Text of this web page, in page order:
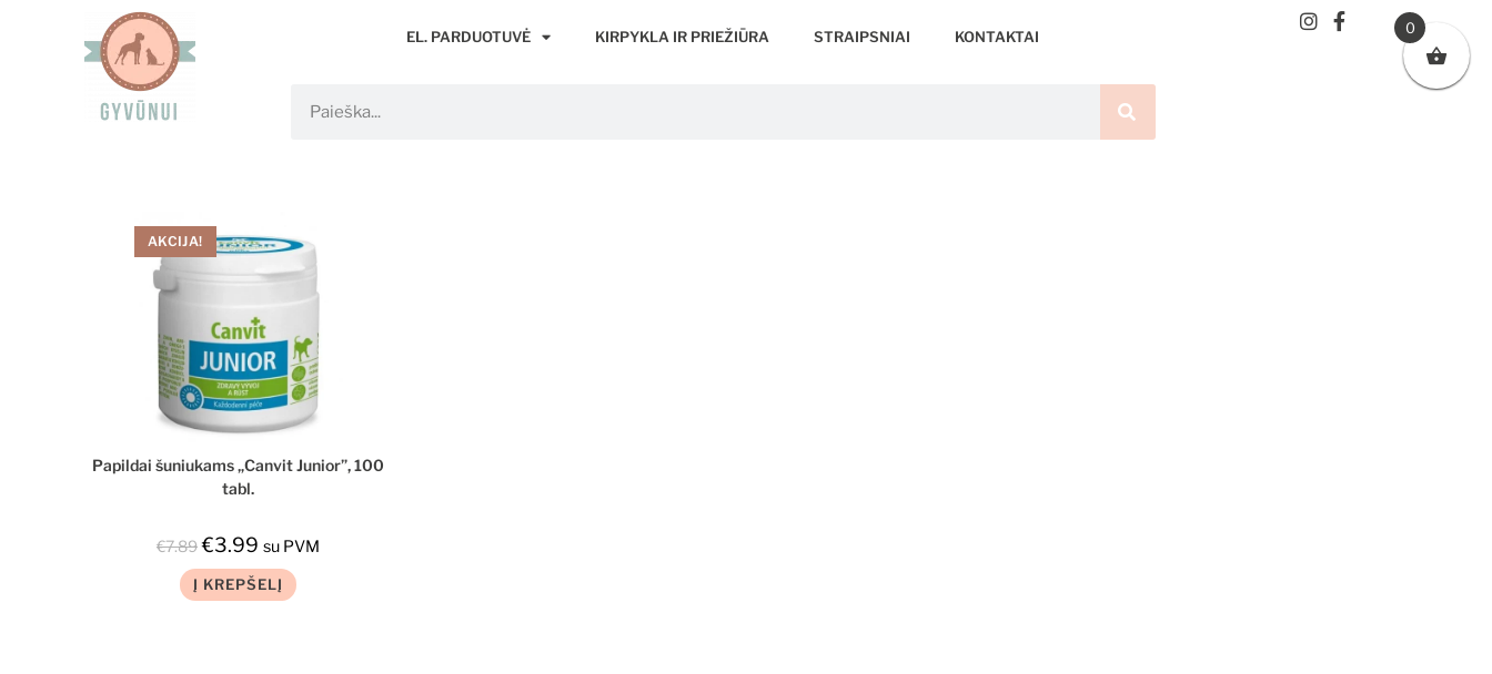
EL. PARDUOTUVĖ KIRPYKLA IR PRIEŽIŪRA STRAIPSNIAI KONTAKTAI
AKCIJA!
Papildai šuniukams „Canvit Junior”, 100
tabl.
€7.89 €3.99 su PVM
Į KREPŠELĮ
0